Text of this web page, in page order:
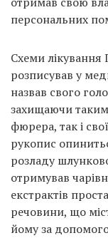
персональних
Схеми лікування
розписував у
назвав свого
захищаючи
фюрера, так і
рукопис
розладу
отримував
екстрактів
речовини, що
йому за